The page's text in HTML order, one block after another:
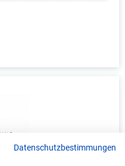
Datenschutzbestimmungen